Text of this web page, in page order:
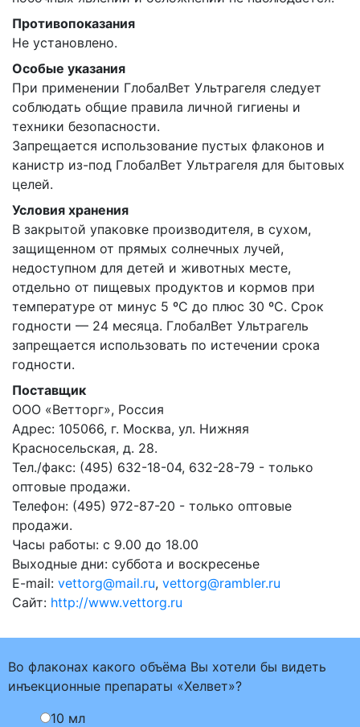
Противопоказания
Не установлено.
Особые указания
При применении ГлобалВет Ультрагеля следует
соблюдать общие правила личной гигиены и
техники безопасности.
Запрещается использование пустых флаконов и
канистр из-под ГлобалВет Ультрагеля для бытовых
целей.
Условия хранения
В закрытой упаковке производителя, в сухом,
защищенном от прямых солнечных лучей,
недоступном для детей и животных месте,
отдельно от пищевых продуктов и кормов при
температуре от минус 5 ºС до плюс 30 ºС. Срок
годности — 24 месяца. ГлобалВет Ультрагель
запрещается использовать по истечении срока
годности.
Поставщик
ООО «Ветторг», Россия
Адрес: 105066, г. Москва, ул. Нижняя
Красносельская, д. 28.
Тел./факс: (495) 632-18-04, 632-28-79 - только
оптовые продажи.
Телефон: (495) 972-87-20 - только оптовые
продажи.
Часы работы: с 9.00 до 18.00
Выходные дни: суббота и воскресенье
E-mail: vettorg@mail.ru, vettorg@rambler.ru
Сайт: http://www.vettorg.ru
Во флаконах какого объёма Вы хотели бы видеть
инъекционные препараты «Хелвет»?
10 мл